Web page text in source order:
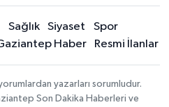
Sağlık Siyaset
Spor
Haber Resmi İlanlar
yazarları sorumludur.
Son Dakika Haberleri ve